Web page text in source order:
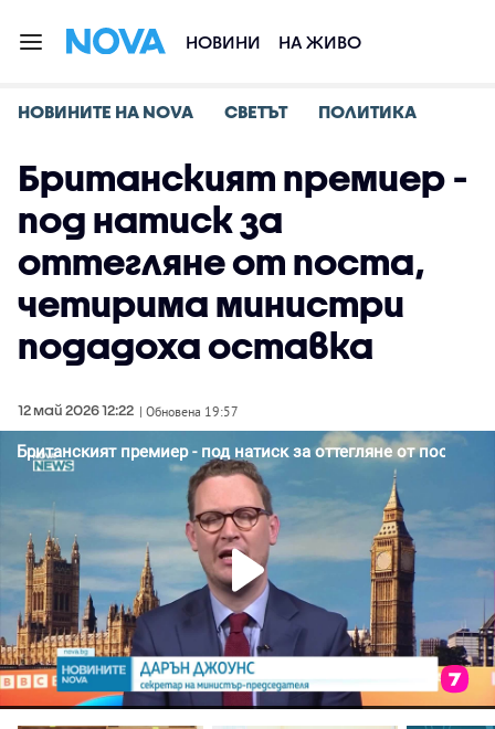
НОВИНИ НА ЖИВО
НОВИНИТЕ НА NOVA СВЕТЪТ ПОЛИТИКА
Британският премиер -
под натиск за
оттегляне от поста,
четирима министри
подадоха оставка
12 май 2026 12:22 | Обновена 19:57